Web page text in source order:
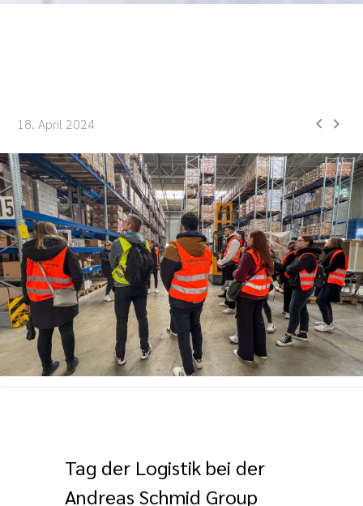
 
18. April 2024
Tag der Logistik bei der
Andreas Schmid Group